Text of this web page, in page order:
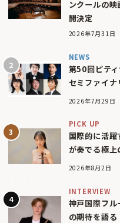
ンクールの
開決定
2026年7月31日
NEWS
第50回ピティ
セミファイ
2026年7月29日
PICK UP
国際的に活
が奏でる極上
2026年8月2日
INTERVIEW
神戸国際フ
の期待を語る